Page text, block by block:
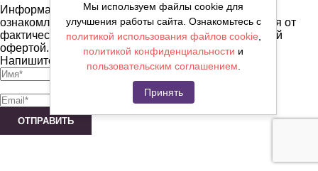
Информация о товарах на сайте приведена в целях
ознакомленияя. Фотографии, цвета могут отличаться от
фактических характеристик и не являются публичной
офертой.
Напишите нам сообщение
ОТПРАВИТЬ
Мы используем файлы cookie для
улучшения работы сайта. Ознакомьтесь с
политикой использования файлов cookie
политикой конфиденциальности и
пользовательским соглашением
Принять